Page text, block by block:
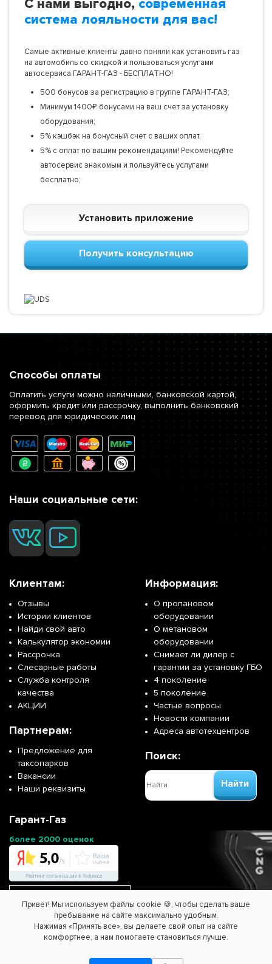
Привет! Мы используем файлы cookie 🍪, чтобы сделать ваше
пребывание на сайте максимально удобным.
Нажимая «Принять все», вы делаете свой опыт на сайте
комфортнее, а нам помогаете становиться лучше.
С нами выгодно, современная
система лояльности для вас!
Самые активные клиенты давно поняли как установить газ
на автомобиль со скидкой и пользоваться услугами
автосервиса ГАРАНТ-ГАЗ - БЕСПЛАТНО!
500 бонусов за регистрацию в группе ГАРАНТ-ГАЗ;
Минимум 1400₽ бонусами на ваш счет за установку
оборудования;
5% кэшбэк на бонусный счет с ваших оплат.
5% с оплат по вашим рекомендациям! Рекомендуйте
автосервис знакомым и пользуйтесь услугами
бесплатно;
Установить приложение
Получить консультацию
Способы оплаты
Оплатить услуги можно наличными, банковской картой,
оформить кредит или рассрочку, выполнить банковский
перевод для юридических лиц
Наши социальные сети:
Клиентам:
Отзывы
Истории клиентов
Найди свой авто
Калькулятор экономии
Рассрочка
Слесарные работы
Служба контроля
качества
АКЦИИ
Партнерам:
Предложение для
таксопарков
Вакансии
Наши реквизиты
Информация:
О пропановом
оборудовании
О метановом
оборудовании
Снимает ли дилер с
гарантии за установку ГБО
4 поколение
5 поколение
Частые вопросы
Новости компании
Адреса автотехцентров
Поиск:
Найти
Гарант-Газ
более 2000 оценок
ООО "ГАРАНТ-ГАЗ" - Спасем планету вместе!
Согласие на обработку персональных данных/